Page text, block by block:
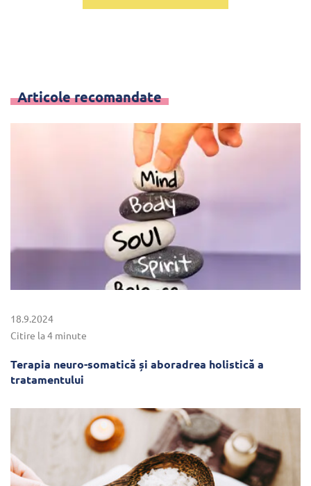
Articole recomandate
18.9.2024
Citire la 4 minute
Terapia neuro-somatică și aboradrea holistică a
tratamentului